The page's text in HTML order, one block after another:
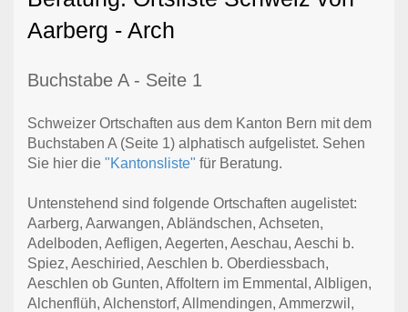
Aarberg - Arch
Buchstabe A - Seite 1
Schweizer Ortschaften aus dem Kanton Bern mit dem
Buchstaben A (Seite 1) alphatisch aufgelistet. Sehen
Sie hier die "Kantonsliste" für Beratung.
Untenstehend sind folgende Ortschaften augelistet:
Aarberg, Aarwangen, Abländschen, Achseten,
Adelboden, Aefligen, Aegerten, Aeschau, Aeschi b.
Spiez, Aeschiried, Aeschlen b. Oberdiessbach,
Aeschlen ob Gunten, Affoltern im Emmental, Albligen,
Alchenflüh, Alchenstorf, Allmendingen, Ammerzwil,